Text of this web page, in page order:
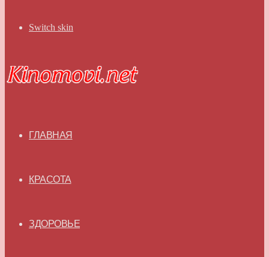
Switch skin
ГЛАВНАЯ
КРАСОТА
ЗДОРОВЬЕ